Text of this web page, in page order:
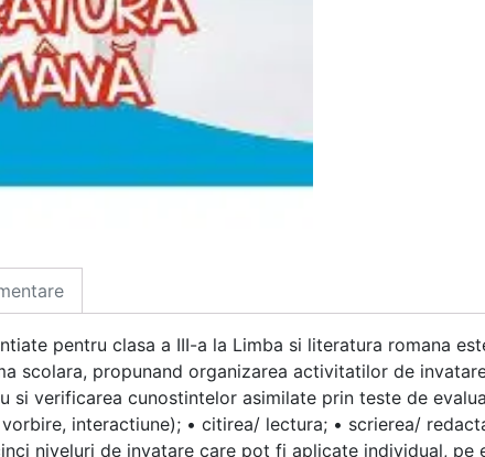
pentru clasa a III-a la Limba si literatura romana
scolara, propunand organizarea activitatilor de
si verificarea cunostintelor asimilate prin teste de
interactiune); • citirea/ lectura; • scrierea/
niveluri de invatare care pot fi aplicate individual,